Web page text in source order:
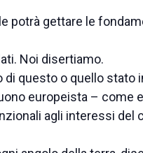
potrà gettare le
Noi disertiamo.
di questo o quello
europeista –
agli interessi del